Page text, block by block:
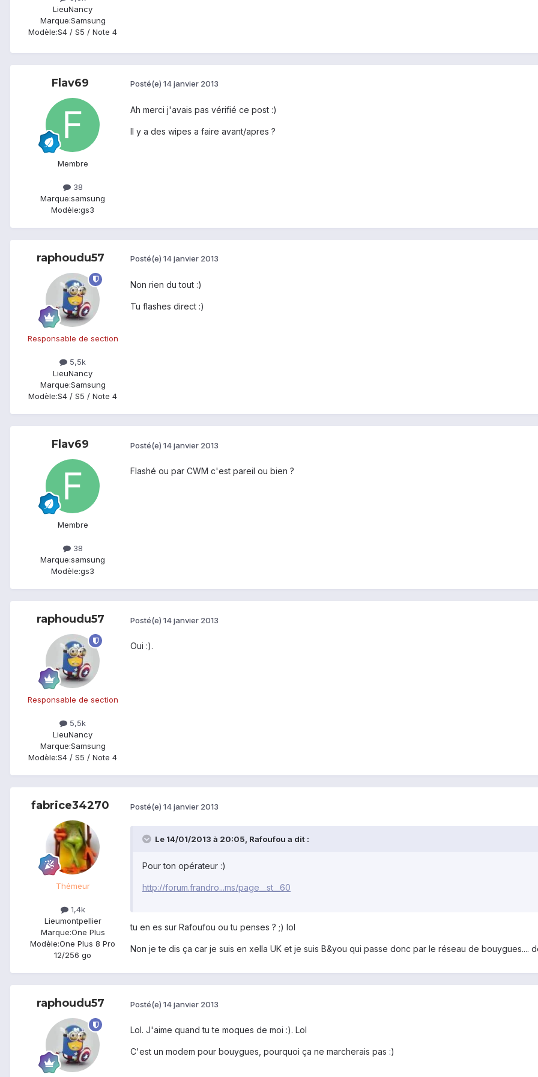
LieuNancy
Marque:Samsung
Modèle:S4 / S5 / Note 4
Flav69
Membre
38
Marque:samsung
Modèle:gs3
Posté(e) 14 janvier 2013
Ah merci j'avais pas vérifié ce post :)
Il y a des wipes a faire avant/apres ?
raphoudu57
Responsable de section
5,5k
LieuNancy
Marque:Samsung
Modèle:S4 / S5 / Note 4
Posté(e) 14 janvier 2013
Non rien du tout :)
Tu flashes direct :)
Flav69
Membre
38
Marque:samsung
Modèle:gs3
Posté(e) 14 janvier 2013
Flashé ou par CWM c'est pareil ou bien ?
raphoudu57
Responsable de section
5,5k
LieuNancy
Marque:Samsung
Modèle:S4 / S5 / Note 4
Posté(e) 14 janvier 2013
Oui :).
fabrice34270
Thémeur
1,4k
Lieumontpellier
Marque:One Plus
Modèle:One Plus 8 Pro
12/256 go
Posté(e) 14 janvier 2013
Le 14/01/2013 à 20:05, Rafoufou a dit :
Pour ton opérateur :)
http://forum.frandro...ms/page__st__60
tu en es sur Rafoufou ou tu penses ? ;) lol
Non je te dis ça car je suis en xella UK et je suis B&you qui passe donc par le réseau de bouygues....
raphoudu57 Posté(e) 14 janvier 2013
Lol. J'aime quand tu te moques de moi :). Lol
C'est un modem pour bouygues, pourquoi ça ne marcherais pas :)